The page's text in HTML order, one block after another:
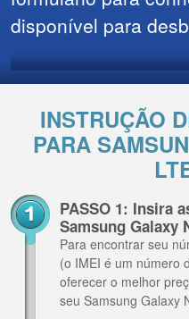
disponível para
INSTRUÇÃO
PARA
PASSO 1: Insira
Samsung Galaxy
Para encontrar seu
(o IMEI é um número
oferecer o melhor
seu Samsung Galaxy